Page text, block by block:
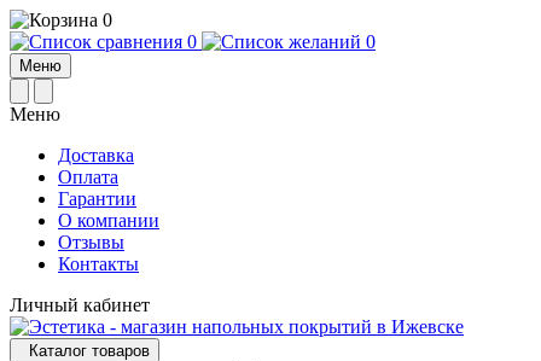
0
0
0
Меню
Меню
Доставка
Оплата
Гарантии
О компании
Отзывы
Контакты
Личный кабинет
Каталог товаров